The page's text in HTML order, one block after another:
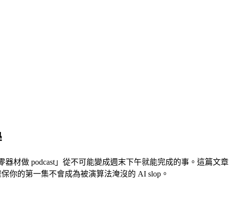
材做 podcast」從不可能變成週末下午就能完成的事。這篇文章
你的第一集不會成為被演算法淹沒的 AI slop。